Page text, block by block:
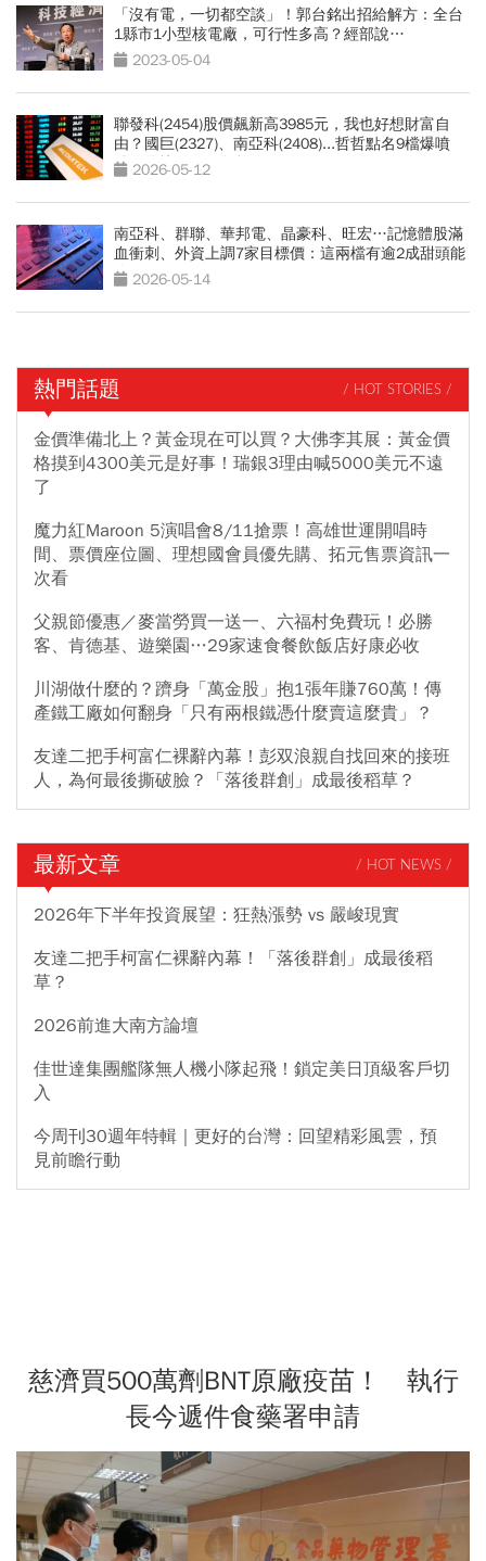
「沒有電，一切都空談」！郭台銘出招給解方：全台
1縣市1小型核電廠，可行性多高？經部說…
2023-05-04
聯發科(2454)股價飆新高3985元，我也好想財富自
由？國巨(2327)、南亞科(2408)...哲哲點名9檔爆噴
股，最快2個月發酵
2026-05-12
南亞科、群聯、華邦電、晶豪科、旺宏…記憶體股滿
血衝刺、外資上調7家目標價：這兩檔有逾2成甜頭能
吃 2026-05-14
熱門話題 / HOT STORIES /
金價準備北上？黃金現在可以買？大佛李其展：黃金價
格摸到4300美元是好事！瑞銀3理由喊5000美元不遠
了
魔力紅Maroon 5演唱會8/11搶票！高雄世運開唱時
間、票價座位圖、理想國會員優先購、拓元售票資訊一
次看
父親節優惠／麥當勞買一送一、六福村免費玩！必勝
客、肯德基、遊樂園…29家速食餐飲飯店好康必收
川湖做什麼的？躋身「萬金股」抱1張年賺760萬！傳
產鐵工廠如何翻身「只有兩根鐵憑什麼賣這麼貴」？
友達二把手柯富仁裸辭內幕！彭双浪親自找回來的接班
人，為何最後撕破臉？「落後群創」成最後稻草？
最新文章 / HOT NEWS /
2026年下半年投資展望：狂熱漲勢 vs 嚴峻現實
友達二把手柯富仁裸辭內幕！「落後群創」成最後稻
草？
2026前進大南方論壇
佳世達集團艦隊無人機小隊起飛！鎖定美日頂級客戶切
入
今周刊30週年特輯｜更好的台灣：回望精彩風雲，預
見前瞻行動
慈濟買500萬劑BNT原廠疫苗！ 執行
長今遞件食藥署申請